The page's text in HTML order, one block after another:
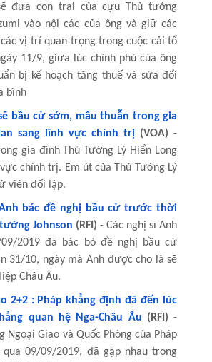
đưa con trai của cựu Thủ tướng
vào nội các của ông và giữ các
vị trí quan trọng trong cuộc cải tổ
11/9, giữa lúc chính phủ của ông
bị kế hoạch tăng thuế và sửa đổi
bình
bầu cử sớm, mâu thuẫn trong gia
sang lĩnh vực chính trị (VOA) -
gia đình Thủ Tướng Lý Hiển Long
chính trị. Em út của Thủ Tướng Lý
viên đối lập.
bác đề nghị bầu cử trước thời
Johnson (RFI) - Các nghị sĩ Anh
09/2019 đã bác bỏ đề nghị bầu cử
31/10, ngày mà Anh được cho là sẽ
Châu Âu.
2+2 : Pháp khẳng định đã đến lúc
quan hệ Nga-Châu Âu (RFI) -
Ngoại Giao và Quốc Phòng của Pháp
qua 09/09/2019, đã gặp nhau trong